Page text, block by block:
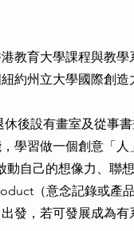
教育大學課程與教
約州立大學國際創
後設有畫室及從事
學習做一個創意「
動自己的想像力、聯
（意念記錄或產
發，若可發展成為